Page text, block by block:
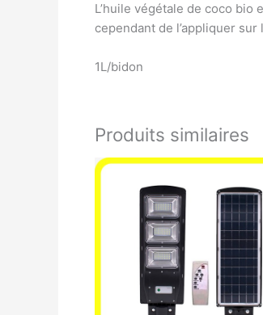
L’huile végétale de coco
cependant de l’appliquer
1L/bidon
Produits similaires